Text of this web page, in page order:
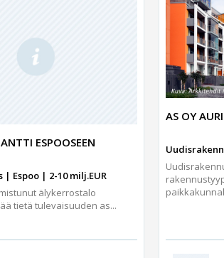
ESPOOSEEN
| Espoo | 2-10 milj.EUR
älykerrostalo
tietä tulevaisuuden as...
AS OY